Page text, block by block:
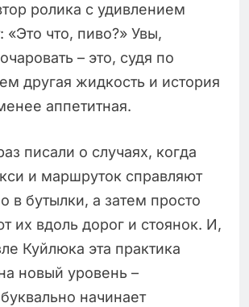
ролика с удивлением
«Это что, пиво?» Увы,
– это, судя по
другая жидкость и история
аппетитная.
писали о случаях, когда
и маршруток справляют
в бутылки, а затем просто
их вдоль дорог и стоянок. И,
Куйлюка эта практика
новый уровень –
начинает